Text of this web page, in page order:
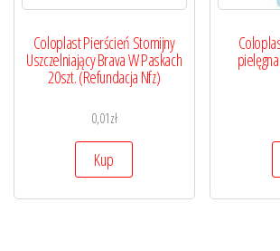
Coloplast Pierścień Stomijny
Uszczelniający Brava W Paskach
20szt. (Refundacja Nfz)
0,01zł
Kup